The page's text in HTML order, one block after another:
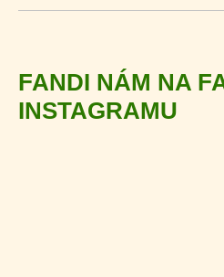
FANDI NÁM NA
INSTAGRAMU